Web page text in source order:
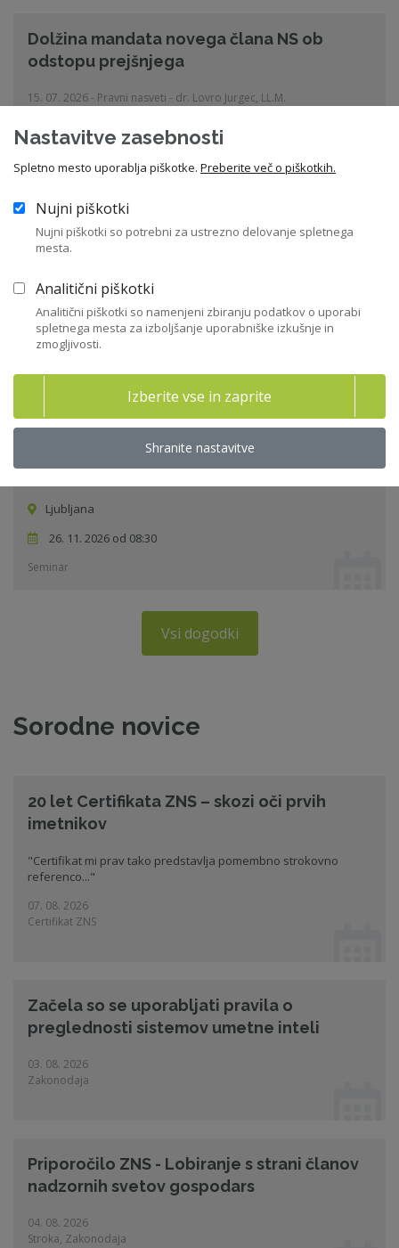
Dolžina mandata novega člana NS ob
odstopu prejšnjega
15. 07. 2026 - Pravni nasveti - dr. Lovro Jurgec, LL.M.
Aktualni dogodki
Izpit za pridobitev Certifikata ZNS
Ljubljana
01. 12. 2026 od 09:00
Upravljanje skupin podjetij - 2026
Ljubljana
26. 11. 2026 od 08:30
Seminar
Vsi dogodki
Sorodne novice
20 let Certifikata ZNS – skozi oči prvih
imetnikov
"Certifikat mi prav tako predstavlja pomembno strokovno
referenco..."
07. 08. 2026
Certifikat ZNS
Začela so se uporabljati pravila o
preglednosti sistemov umetne inteli
03. 08. 2026
Zakonodaja
Priporočilo ZNS - Lobiranje s strani članov
nadzornih svetov gospodars
04. 08. 2026
Stroka, Zakonodaja
Nastavitve zasebnosti
Spletno mesto uporablja piškotke. Preberite več o piškotkih.
Nujni piškotki
Nujni piškotki so potrebni za ustrezno delovanje spletnega
mesta.
Analitični piškotki
Analitični piškotki so namenjeni zbiranju podatkov o uporabi
spletnega mesta za izboljšanje uporabniške izkušnje in
zmogljivosti.
Izberite vse in zaprite
Shranite nastavitve